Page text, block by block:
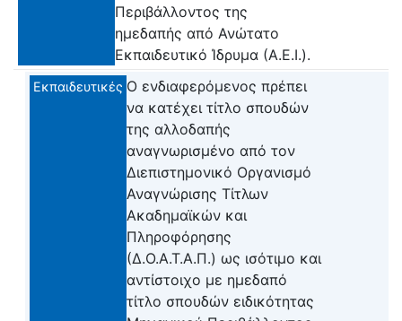
Περιβάλλοντος της
ημεδαπής από Ανώτατο
Εκπαιδευτικό Ίδρυμα (Α.Ε.Ι.).
Εκπαιδευτικές Ο ενδιαφερόμενος πρέπει
να κατέχει τίτλο σπουδών
της αλλοδαπής
αναγνωρισμένο από τον
Διεπιστημονικό Οργανισμό
Αναγνώρισης Τίτλων
Ακαδημαϊκών και
Πληροφόρησης
(Δ.Ο.Α.Τ.Α.Π.) ως ισότιμο και
αντίστοιχο με ημεδαπό
τίτλο σπουδών ειδικότητας